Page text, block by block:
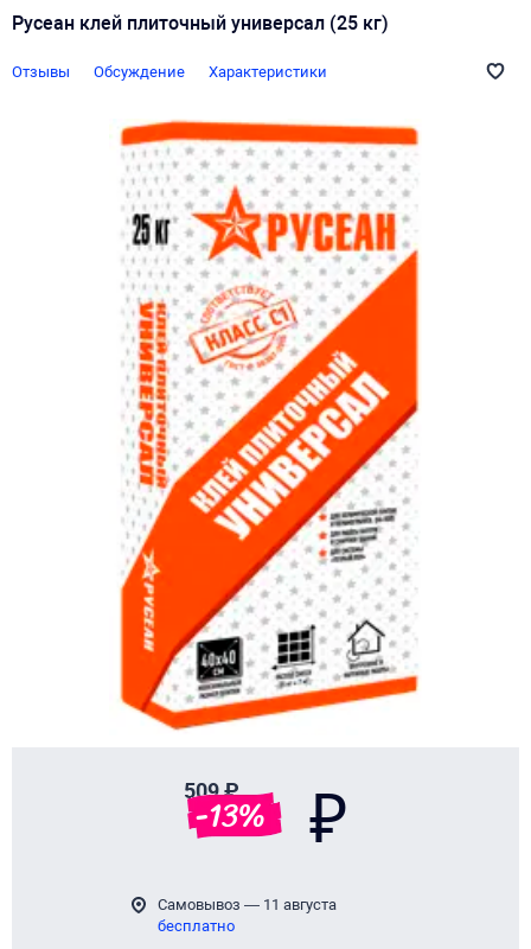
Русеан клей плиточный универсал (25 кг)
Отзывы Обсуждение Характеристики
509 ₽
-13% ₽
Самовывоз — 11 августа
бесплатно